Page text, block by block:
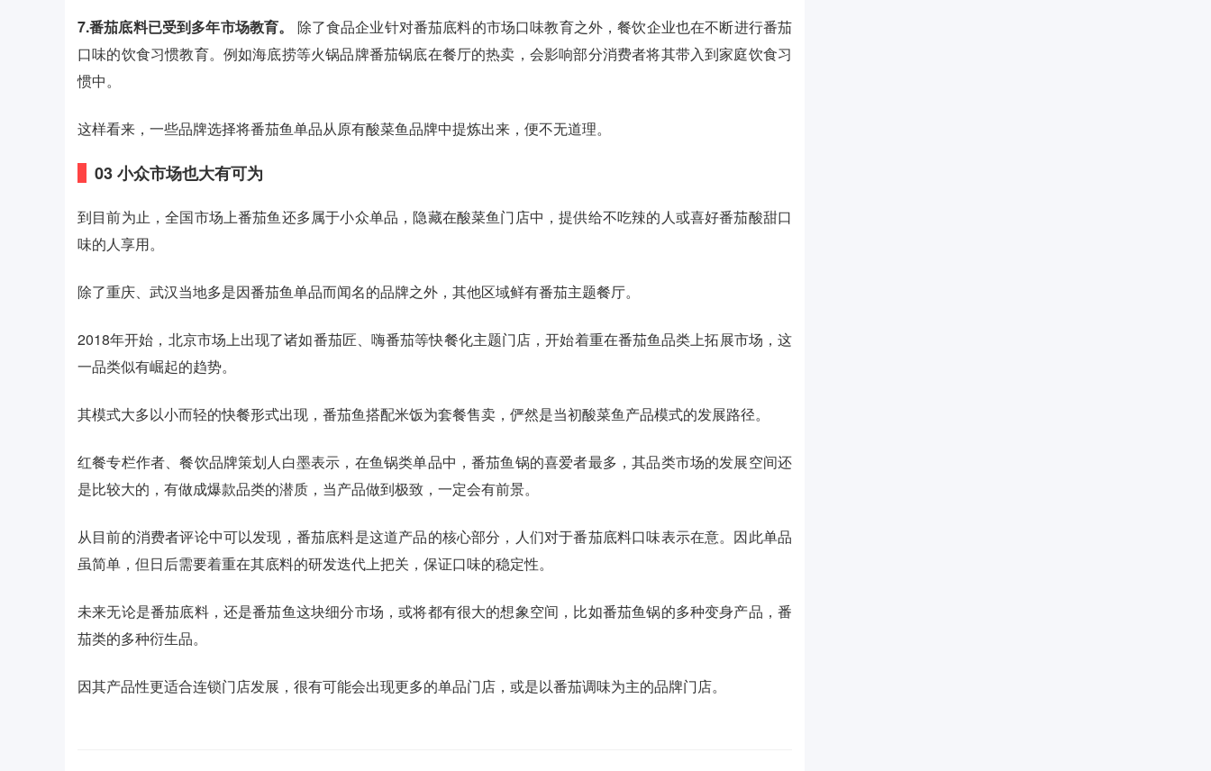
7.番茄底料已受到多年市场教育。 除了食品企业针对番茄底料的市场口味教育之外，餐饮企业也在不断进行番茄
口味的饮食习惯教育。例如海底捞等火锅品牌番茄锅底在餐厅的热卖，会影响部分消费者将其带入到家庭饮食习
惯中。
这样看来，一些品牌选择将番茄鱼单品从原有酸菜鱼品牌中提炼出来，便不无道理。
03小众市场也大有可为
到目前为止，全国市场上番茄鱼还多属于小众单品，隐藏在酸菜鱼门店中，提供给不吃辣的人或喜好番茄酸甜口
味的人享用。
除了重庆、武汉当地多是因番茄鱼单品而闻名的品牌之外，其他区域鲜有番茄主题餐厅。
2018年开始，北京市场上出现了诸如番茄匠、嗨番茄等快餐化主题门店，开始着重在番茄鱼品类上拓展市场，这
一品类似有崛起的趋势。
其模式大多以小而轻的快餐形式出现，番茄鱼搭配米饭为套餐售卖，俨然是当初酸菜鱼产品模式的发展路径。
红餐专栏作者、餐饮品牌策划人白墨表示，在鱼锅类单品中，番茄鱼锅的喜爱者最多，其品类市场的发展空间还
是比较大的，有做成爆款品类的潜质，当产品做到极致，一定会有前景。
从目前的消费者评论中可以发现，番茄底料是这道产品的核心部分，人们对于番茄底料口味表示在意。因此单品
虽简单，但日后需要着重在其底料的研发迭代上把关，保证口味的稳定性。
未来无论是番茄底料，还是番茄鱼这块细分市场，或将都有很大的想象空间，比如番茄鱼锅的多种变身产品，番
茄类的多种衍生品。
因其产品性更适合连锁门店发展，很有可能会出现更多的单品门店，或是以番茄调味为主的品牌门店。